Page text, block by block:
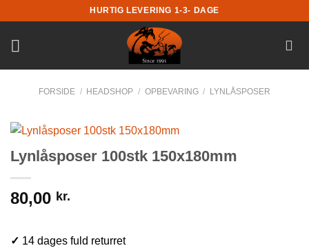
til
indhold
HURTIG LEVERING 1-3- DAGE
FORSIDE / HEADSHOP / OPBEVARING / LYNLÅSPOSER
Lynlåsposer 100stk 150x180mm
80,00 kr.
✓ 14 dages fuld returret